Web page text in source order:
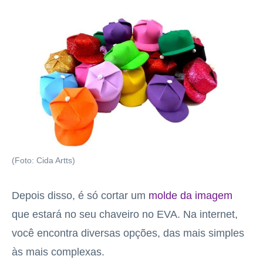
(Foto: Cida Artts)
Depois disso, é só cortar um molde da imagem
que estará no seu chaveiro no EVA. Na internet,
você encontra diversas opções, das mais simples
às mais complexas.